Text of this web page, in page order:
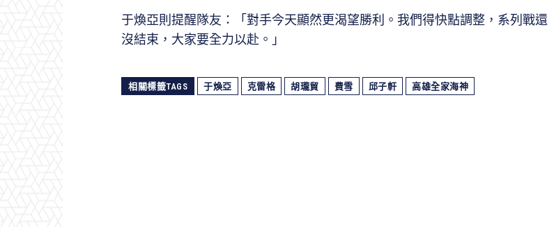
于煥亞則提醒隊友：「對手今天顯然更渴望勝利。我們得快點調整，系列戰還
沒結束，大家要全力以赴。」
相關標籤TAGS 于煥亞 克雷格 胡瓏貿 費雪 邱子軒 高雄全家海神